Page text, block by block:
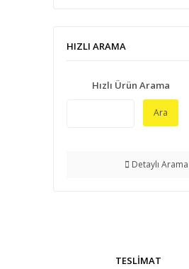
HIZLI ARAMA
Hızlı Ürün Arama
Ara
Detaylı Arama
TESLİMAT